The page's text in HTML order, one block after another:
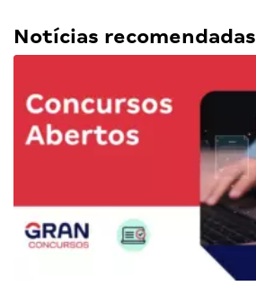
Notícias recomendadas